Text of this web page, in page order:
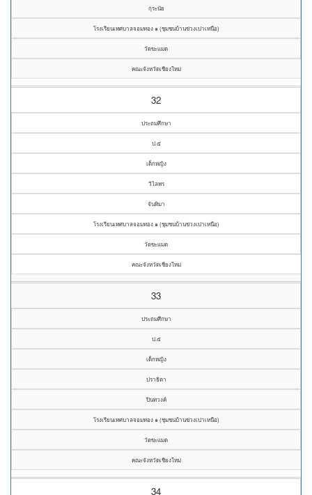
กุระนัย
โรงเรียนเทศบาลจอมทอง ๑ (ชุมชนบ้านข่วงเปาเหนือ)
วัดขะแมด
คณะจังหวัดเชียงใหม่
32
ประถมศึกษา
ป.๕
เด็กหญิง
วิไลพร
จันทิมา
โรงเรียนเทศบาลจอมทอง ๑ (ชุมชนบ้านข่วงเปาเหนือ)
วัดขะแมด
คณะจังหวัดเชียงใหม่
33
ประถมศึกษา
ป.๕
เด็กหญิง
ปราธิตา
ปินทวงค์
โรงเรียนเทศบาลจอมทอง ๑ (ชุมชนบ้านข่วงเปาเหนือ)
วัดขะแมด
คณะจังหวัดเชียงใหม่
34